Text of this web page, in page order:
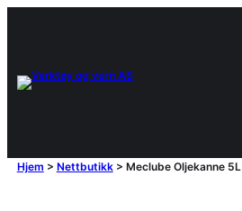
Hjem > Nettbutikk> Meclube Oljekanne 5L